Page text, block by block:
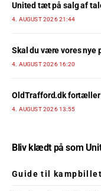
United tæt på salg af
4. AUGUST 2026 21:44
Skal du være vores nye
4. AUGUST 2026 16:20
OldTrafford.dk fortæller
4. AUGUST 2026 13:55
Bliv klædt på som
Guide til